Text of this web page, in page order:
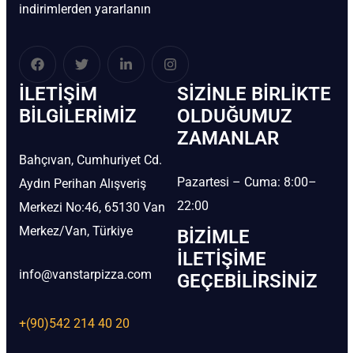
indirimlerden yararlanın
İLETIŞIM
BİLGILERIMIZ
Bahçıvan, Cumhuriyet Cd.
Aydın Perihan Alışveriş
Merkezi No:46, 65130 Van
Merkez/Van, Türkiye
info@vanstarpizza.com
+(90)542 214 40 20
SIZINLE BIRLIKTE
OLDUĞUMUZ
ZAMANLAR
Pazartesi – Cuma: 8:00–
22:00
BIZIMLE
İLETIŞIME
GEÇEBILIRSINIZ